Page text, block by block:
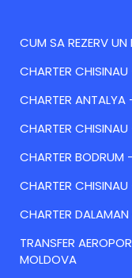
CUM SA REZERV UN
CHARTER
CHARTER ANTALYA
CHARTER
CHARTER BODRUM
CHARTER
CHARTER
TRANSFER
MOLDOVA